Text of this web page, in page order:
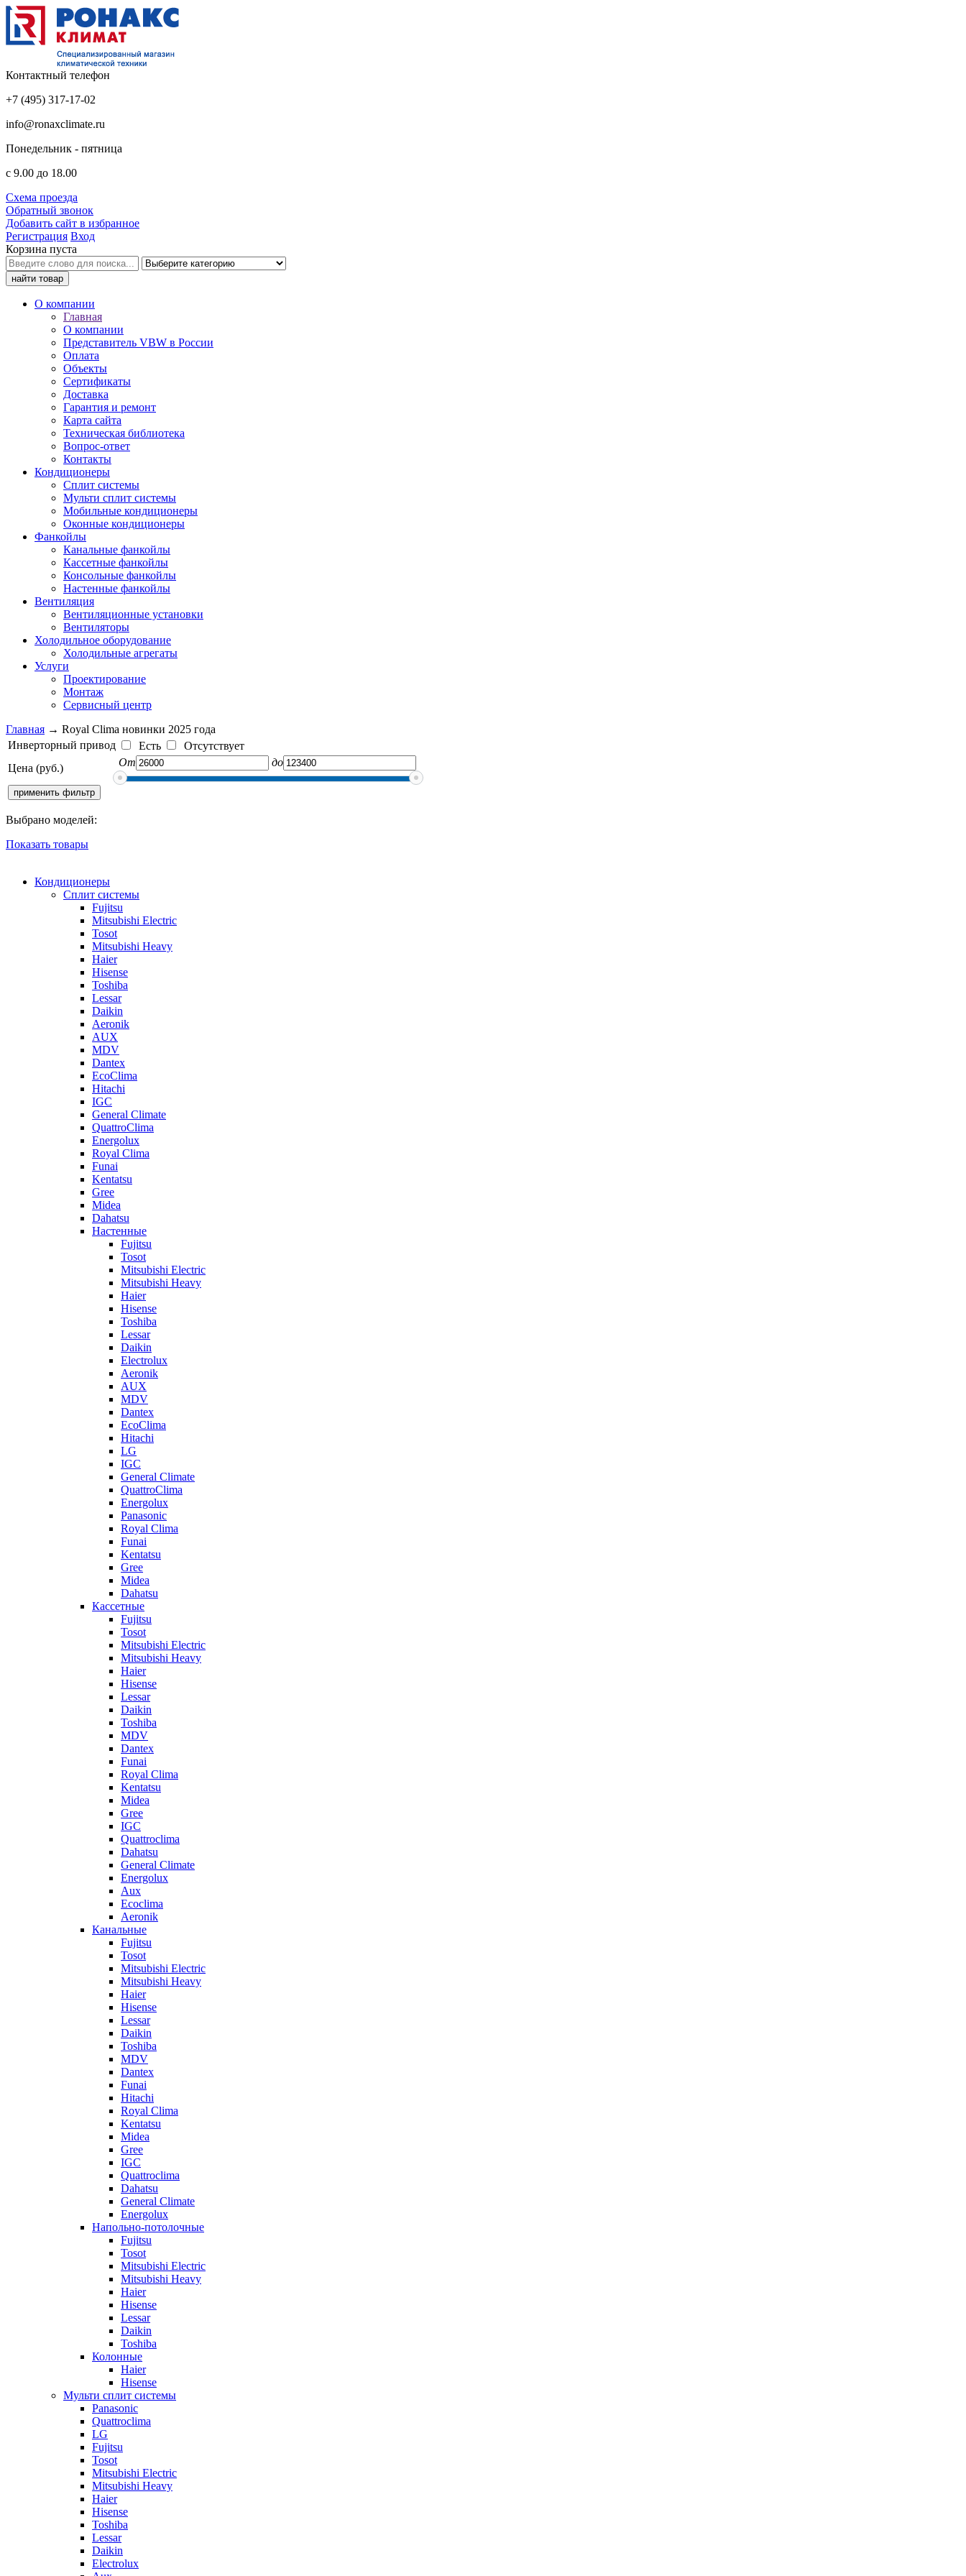
Контактный телефон
+7 (495) 317-17-02
info@ronaxclimate.ru
Понедельник - пятница
с 9.00 до 18.00
Схема проезда
Обратный звонок
Добавить сайт в избранное
Регистрация Вход
Корзина пуста
О компании
Главная
О компании
Представитель VBW в России
Оплата
Объекты
Сертификаты
Доставка
Гарантия и ремонт
Карта сайта
Техническая библиотека
Вопрос-ответ
Контакты
Кондиционеры
Сплит системы
Мульти сплит системы
Мобильные кондиционеры
Оконные кондиционеры
Фанкойлы
Канальные фанкойлы
Кассетные фанкойлы
Консольные фанкойлы
Настенные фанкойлы
Вентиляция
Вентиляционные установки
Вентиляторы
Холодильное оборудование
Холодильные агрегаты
Услуги
Проектирование
Монтаж
Сервисный центр
Главная → Royal Clima новинки 2025 года
Инверторный привод
Есть
Отсутствует
Цена (руб.)
От до
Выбрано моделей:
Показать товары
Кондиционеры
Сплит системы
Fujitsu
Mitsubishi Electric
Tosot
Mitsubishi Heavy
Haier
Hisense
Toshiba
Lessar
Daikin
Aeronik
AUX
MDV
Dantex
EcoClima
Hitachi
IGC
General Climate
QuattroClima
Energolux
Royal Clima
Funai
Kentatsu
Gree
Midea
Dahatsu
Настенные
Fujitsu
Tosot
Mitsubishi Electric
Mitsubishi Heavy
Haier
Hisense
Toshiba
Lessar
Daikin
Electrolux
Aeronik
AUX
MDV
Dantex
EcoClima
Hitachi
LG
IGC
General Climate
QuattroClima
Energolux
Panasonic
Royal Clima
Funai
Kentatsu
Gree
Midea
Dahatsu
Кассетные
Fujitsu
Tosot
Mitsubishi Electric
Mitsubishi Heavy
Haier
Hisense
Lessar
Daikin
Toshiba
MDV
Dantex
Funai
Royal Clima
Kentatsu
Midea
Gree
IGC
Quattroclima
Dahatsu
General Climate
Energolux
Aux
Ecoclima
Aeronik
Канальные
Fujitsu
Tosot
Mitsubishi Electric
Mitsubishi Heavy
Haier
Hisense
Lessar
Daikin
Toshiba
MDV
Dantex
Funai
Hitachi
Royal Clima
Kentatsu
Midea
Gree
IGC
Quattroclima
Dahatsu
General Climate
Energolux
Напольно-потолочные
Fujitsu
Tosot
Mitsubishi Electric
Mitsubishi Heavy
Haier
Hisense
Lessar
Daikin
Toshiba
Колонные
Haier
Hisense
Мульти сплит системы
Panasonic
Quattroclima
LG
Fujitsu
Tosot
Mitsubishi Electric
Mitsubishi Heavy
Haier
Hisense
Toshiba
Lessar
Daikin
Electrolux